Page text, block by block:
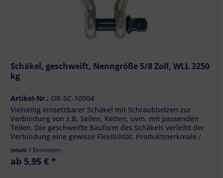
Schäkel, geschweift, Nenngröße 5/8 Zoll, WLL 3250
kg
Artikel-Nr.: OR-SC-10904
Vielseitig einsetzbarer Schäkel mit Schraubbolzen zur
Verbindung von z.B. Seilen, Ketten, uvm. mit passenden
Teilen. Die geschweifte Bauform des Schäkels verleiht der
Verbindung eine gewisse Flexibilität. Produktmerkmale /
Inhalt 1 Einheit(en)
ab 5,95 € *